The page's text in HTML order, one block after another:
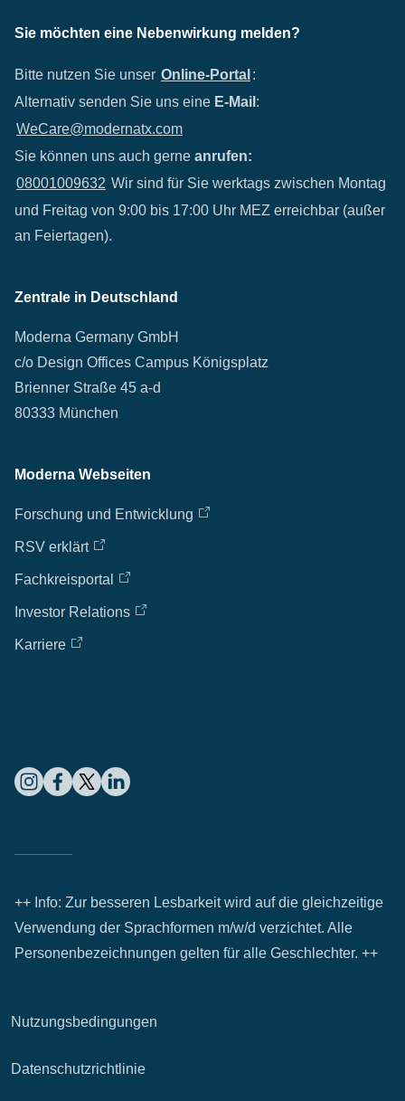
Sie möchten eine Nebenwirkung melden?
Bitte nutzen Sie unser Online-Portal :
Alternativ senden Sie uns eine E-Mail :
WeCare@modernatx.com
Sie können uns auch gerne anrufen:
08001009632 Wir sind für Sie werktags zwischen Montag
und Freitag von 9:00 bis 17:00 Uhr MEZ erreichbar (außer
an Feiertagen).
Zentrale in Deutschland
Moderna Germany GmbH
c/o Design Offices Campus Königsplatz
Brienner Straße 45 a-d
80333 München
Moderna Webseiten
Forschung und Entwicklung
RSV erklärt
Fachkreisportal
Investor Relations
Karriere
++ Info: Zur besseren Lesbarkeit wird auf die gleichzeitige
Verwendung der Sprachformen m/w/d verzichtet. Alle
Personenbezeichnungen gelten für alle Geschlechter. ++
Nutzungsbedingungen
Datenschutzrichtlinie